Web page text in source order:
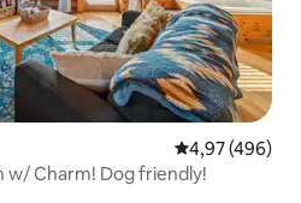
Prosječna
4,97 (496)
w/ Charm! Dog friendly!